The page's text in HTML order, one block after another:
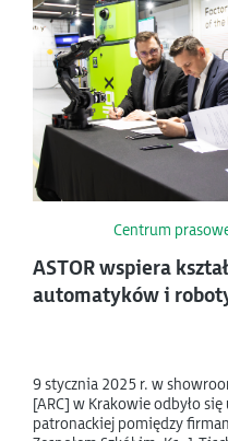
Centrum
ASTOR wspiera
automatyków i
9 stycznia 2025 r. w
[ARC] w Krakowie odbyło
patronackiej pomiędzy